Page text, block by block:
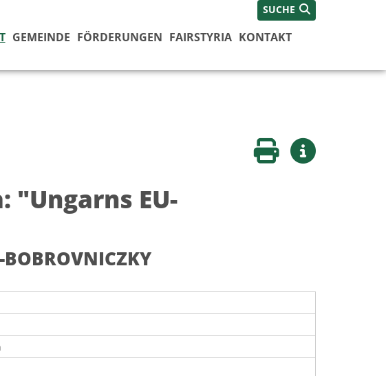
SUCHE
GEMEINDE FÖRDERUNGEN FAIRSTYRIA KONTAKT
Seite druckenWeitere Infos
"Ungarns EU-